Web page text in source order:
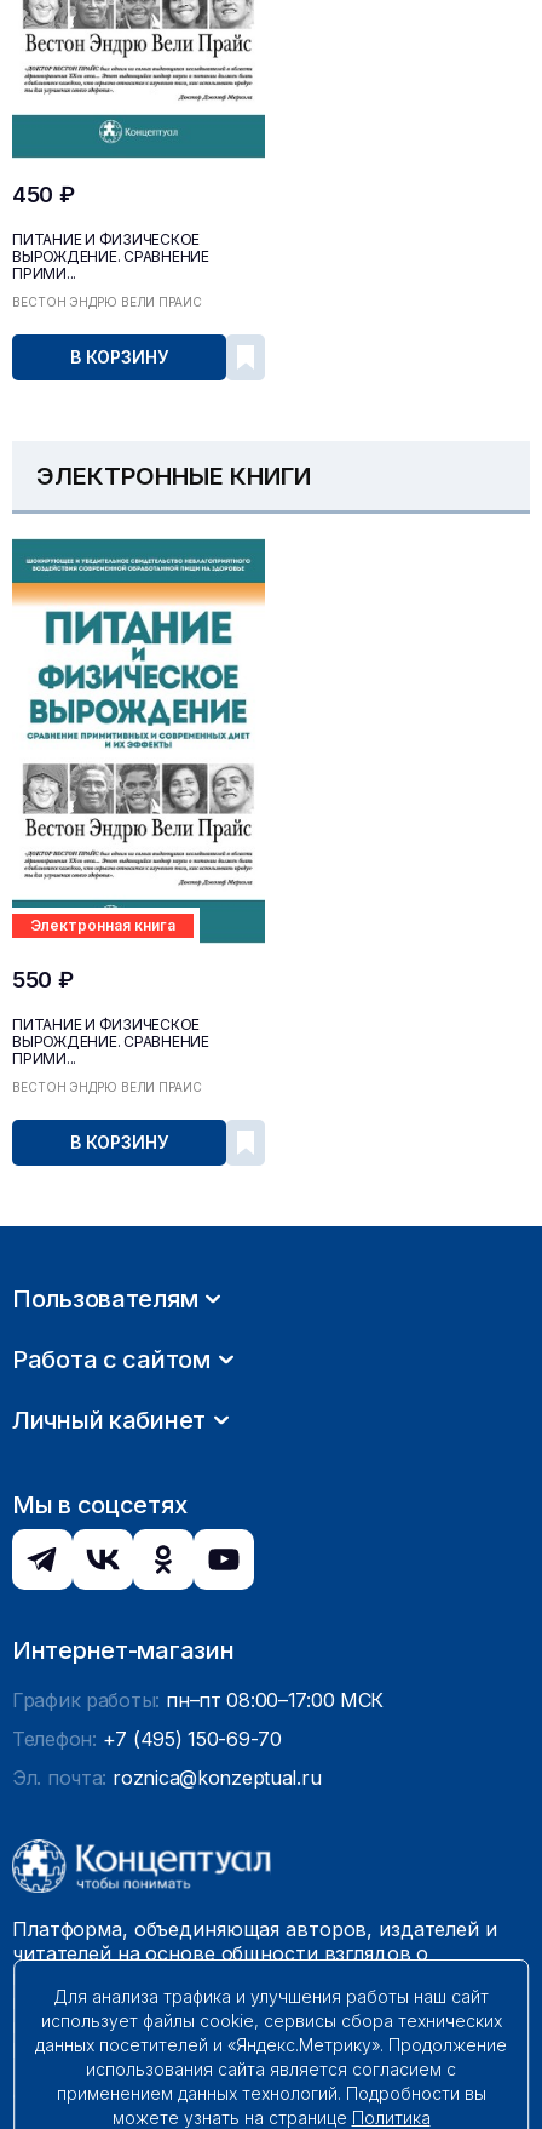
450 ₽
ПИТАНИЕ И ФИЗИЧЕСКОЕ
ВЫРОЖДЕНИЕ. СРАВНЕНИЕ
ПРИМИ...
ВЕСТОН ЭНДРЮ ВЕЛИ ПРАЙС
В КОРЗИНУ
ЭЛЕКТРОННЫЕ КНИГИ
Электронная книга
550 ₽
ПИТАНИЕ И ФИЗИЧЕСКОЕ
ВЫРОЖДЕНИЕ. СРАВНЕНИЕ
ПРИМИ...
ВЕСТОН ЭНДРЮ ВЕЛИ ПРАЙС
В КОРЗИНУ
Пользователям
Работа с сайтом
Личный кабинет
Мы в соцсетях
Интернет-магазин
График работы: пн–пт 08:00–17:00 МСК
Телефон: +7 (495) 150-69-70
Эл. почта: roznica@konzeptual.ru
Платформа, объединяющая авторов, издателей и
читателей на основе общности взглядов о
гармоничного мироустройства. Наши книги можно
встретить на многих книготорговых площадках
России.
© 2009 – 2026. Все права защищены.
Для анализа трафика и улучшения работы наш сайт
использует файлы cookie, сервисы сбора технических
данных посетителей и «Яндекс.Метрику». Продолжение
использования сайта является согласием с
применением данных технологий. Подробности вы
можете узнать на странице Политика